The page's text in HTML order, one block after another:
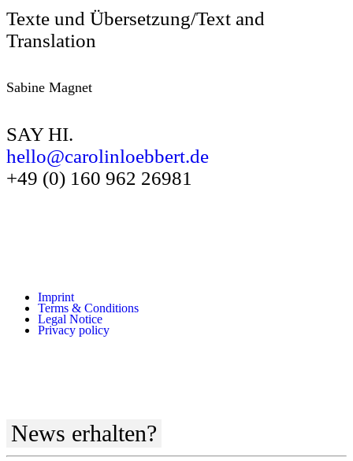
Texte und Übersetzung/Text and
Translation
Sabine Magnet
SAY HI.
hello@carolinloebbert.de
+49 (0) 160 962 26981
Imprint
Terms & Conditions
Legal Notice
Privacy policy
News erhalten?